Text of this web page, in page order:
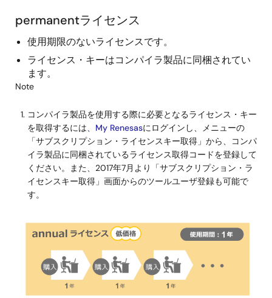
permanentライセンス
使用期限のないライセンスです。
ライセンス・キーはコンパイラ製品に同梱されてい
ます。
Note
コンパイラ製品を使用する際に必要となるライセンス・キー
を取得するには、 My Renesasにログインし、メニューの
「サブスクリプション・ライセンスキー取得」から、コンパ
イラ製品に同梱されているライセンス取得コードを登録して
ください。また、2017年7月より「サブスクリプション・ラ
イセンスキー取得」画面からのツールユーザ登録も可能で
す。